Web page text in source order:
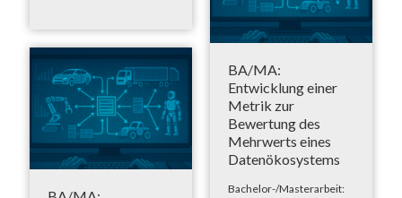
BA/MA:
Entwicklung einer
Metrik zur
Bewertung des
Mehrwerts eines
Datenökosystems
Bachelor-/Masterarbeit: